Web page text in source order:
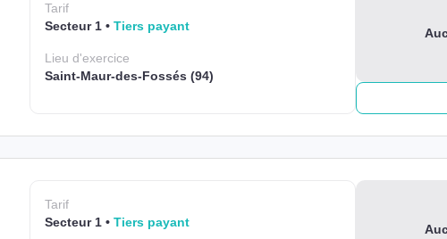
Tarif
Secteur 1
Tiers payant
Lieud'exercice
Saint-Maur-des-Fossés (94)
Tarif
Secteur 1
Tiers payant